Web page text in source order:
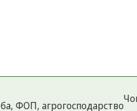
ФОП, агрогоспoдарство